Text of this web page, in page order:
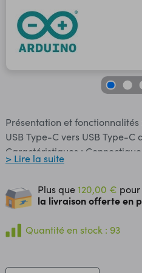
Présentation et fonctionnalités : Cordon officiel
USB Type-C vers USB Type-
Caractéristiques : Connectique : USB A Mâle vers micro-
USB B Mâle avec adaptateur USB Type-C
> Lire la suite
Plus que120,00 €
la livraison offerte en
Quantité en stock : 93